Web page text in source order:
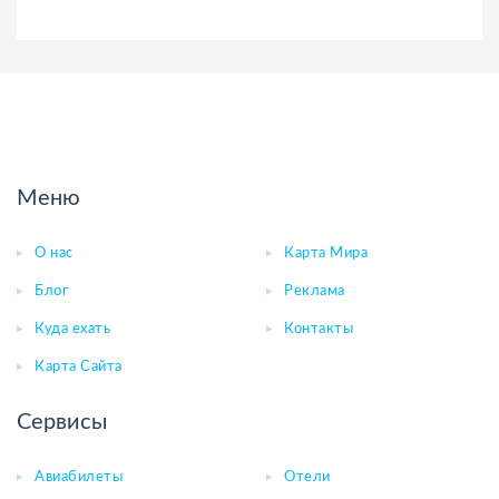
Меню
О нас Карта Мира
Блог Реклама
Куда ехать Контакты
Карта Сайта
Сервисы
Авиабилеты Отели